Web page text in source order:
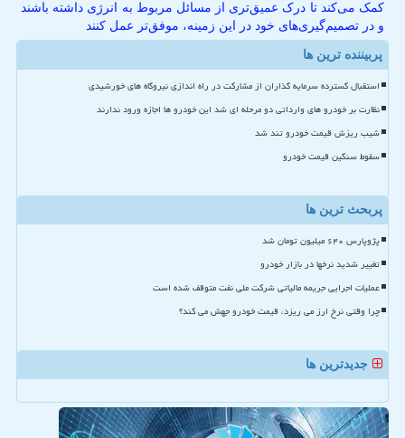
کمک می‌کند تا درک عمیق‌تری از مسائل مربوط به انرژی داشته باشند
و در تصمیم‌گیری‌های خود در این زمینه، موفق‌تر عمل کنند
پربیننده ترین ها
استقبال گسترده سرمایه گذاران از مشارکت در راه اندازی نیروگاه های خورشیدی
نظارت بر خودرو های وارداتی دو مرحله ای شد این خودرو ها اجازه ورود ندارند
شیب ریزش قیمت خودرو تند شد
سقوط سنگین قیمت خودرو
پربحث ترین ها
پژوپارس ۶۴۰ میلیون تومان شد
تغییر شدید نرخها در بازار خودرو
عملیات اجرایی جریمه مالیاتی شرکت ملی نفت متوقف شده است
چرا وقتی نرخ ارز می ریزد، قیمت خودرو جهش می کند؟
جدیدترین ها